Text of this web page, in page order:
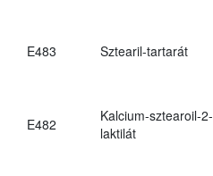
E483 Sztearil-tartarát
E482
Kalcium-sztearoil-2-
laktilát